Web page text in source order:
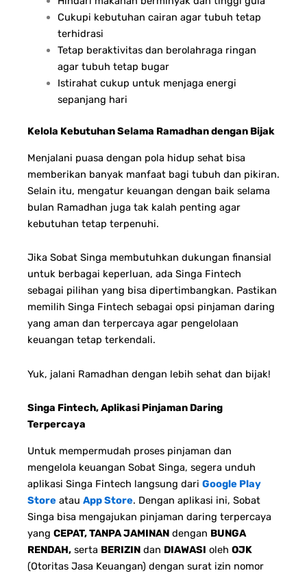
Cukupi kebutuhan cairan agar tubuh tetap
terhidrasi
Tetap beraktivitas dan berolahraga ringan
agar tubuh tetap bugar
Istirahat cukup untuk menjaga energi
sepanjang hari
Kelola Kebutuhan Selama Ramadhan dengan Bijak
Menjalani puasa dengan pola hidup sehat bisa
memberikan banyak manfaat bagi tubuh dan pikiran.
Selain itu, mengatur keuangan dengan baik selama
bulan Ramadhan juga tak kalah penting agar
kebutuhan tetap terpenuhi.
Jika Sobat Singa membutuhkan dukungan finansial
untuk berbagai keperluan, ada Singa Fintech
sebagai pilihan yang bisa dipertimbangkan. Pastikan
memilih Singa Fintech sebagai opsi pinjaman daring
yang aman dan terpercaya agar pengelolaan
keuangan tetap terkendali.
Yuk, jalani Ramadhan dengan lebih sehat dan bijak!
Singa Fintech, Aplikasi Pinjaman Daring
Terpercaya
Untuk mempermudah proses pinjaman dan
mengelola keuangan Sobat Singa, segera unduh
aplikasi Singa Fintech langsung dari Google Play
Store atau App Store. Dengan aplikasi ini, Sobat
Singa bisa mengajukan pinjaman daring terpercaya
yang CEPAT, TANPA JAMINAN dengan BUNGA
RENDAH, serta BERIZIN dan DIAWASI oleh OJK
(Otoritas Jasa Keuangan) dengan surat izin nomor